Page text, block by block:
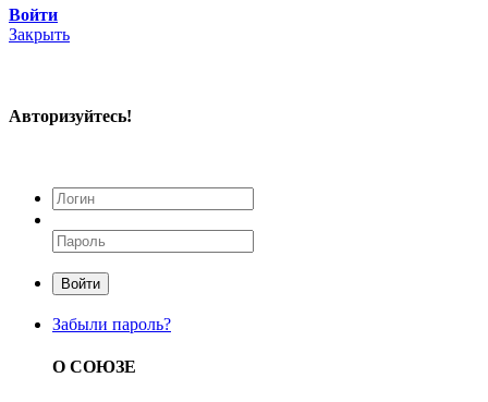
Войти
Закрыть
Авторизуйтесь!
Войти
Забыли пароль?
О СОЮЗЕ